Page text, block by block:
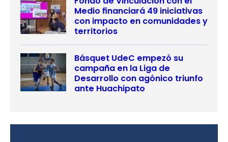
Medio financiará 49 iniciativas
con impacto en comunidades y
territorios
Básquet UdeC empezó su
campaña en la Liga de
Desarrollo con agónico triunfo
ante Huachipato